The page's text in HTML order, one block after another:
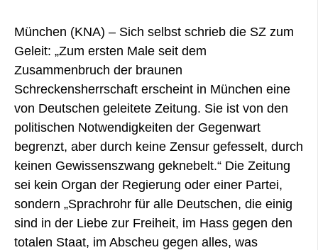
München (KNA) – Sich selbst schrieb die SZ zum
Geleit: „Zum ersten Male seit dem
Zusammenbruch der braunen
Schreckensherrschaft erscheint in München eine
von Deutschen geleitete Zeitung. Sie ist von den
politischen Notwendigkeiten der Gegenwart
begrenzt, aber durch keine Zensur gefesselt, durch
keinen Gewissenszwang geknebelt.“ Die Zeitung
sei kein Organ der Regierung oder einer Partei,
sondern „Sprachrohr für alle Deutschen, die einig
sind in der Liebe zur Freiheit, im Hass gegen den
totalen Staat, im Abscheu gegen alles, was